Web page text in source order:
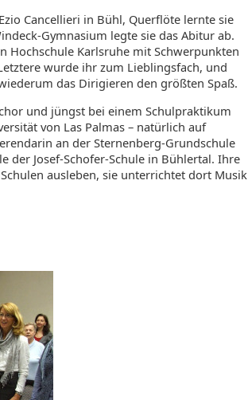
Cancellieri in Bühl, Querflöte lernte sie
Gymnasium legte sie das Abitur ab.
Hochschule Karlsruhe mit Schwerpunkten
wurde ihr zum Lieblingsfach, und
das Dirigieren den größten Spaß.
und jüngst bei einem Schulpraktikum
von Las Palmas – natürlich auf
an der Sternenberg-Grundschule
der Josef-Schofer-Schule in Bühlertal. Ihre
ausleben, sie unterrichtet dort Musik